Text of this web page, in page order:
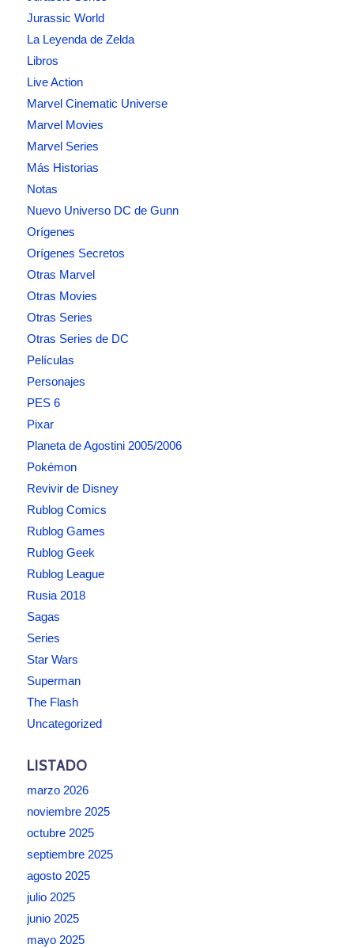
Jurassic World
La Leyenda de Zelda
Libros
Live Action
Marvel Cinematic Universe
Marvel Movies
Marvel Series
Más Historias
Notas
Nuevo Universo DC de Gunn
Orígenes
Orígenes Secretos
Otras Marvel
Otras Movies
Otras Series
Otras Series de DC
Películas
Personajes
PES 6
Pixar
Planeta de Agostini 2005/2006
Pokémon
Revivir de Disney
Rublog Comics
Rublog Games
Rublog Geek
Rublog League
Rusia 2018
Sagas
Series
Star Wars
Superman
The Flash
Uncategorized
LISTADO
marzo 2026
noviembre 2025
octubre 2025
septiembre 2025
agosto 2025
julio 2025
junio 2025
mayo 2025